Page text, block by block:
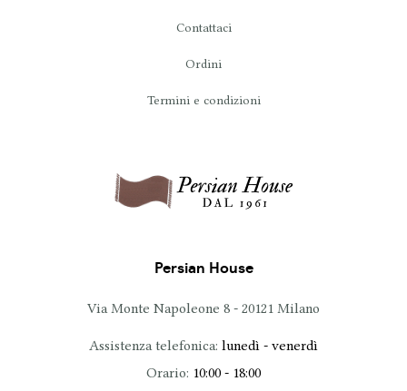
Contattaci
Ordini
Termini e condizioni
Persian House
Via Monte Napoleone 8 - 20121 Milano
Assistenza telefonica: lunedì - venerdì
Orario: 10:00 - 18:00